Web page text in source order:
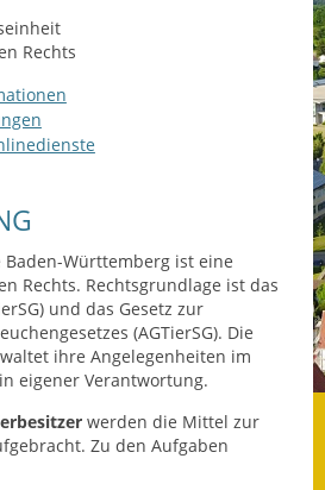
Barrierefreiheit
Coronavirus
Gebärdensprache
Geschichte und
Gegenwart
Was die Alten noch
wussten!
Rechts
Baden-Württemberg ist eine
Rechts. Rechtsgrundlage ist das
und das Gesetz zur
(AGTierSG). Die
ihre Angelegenheiten im
eigener Verantwortung.
werden die Mittel zur
Zu den Aufgaben